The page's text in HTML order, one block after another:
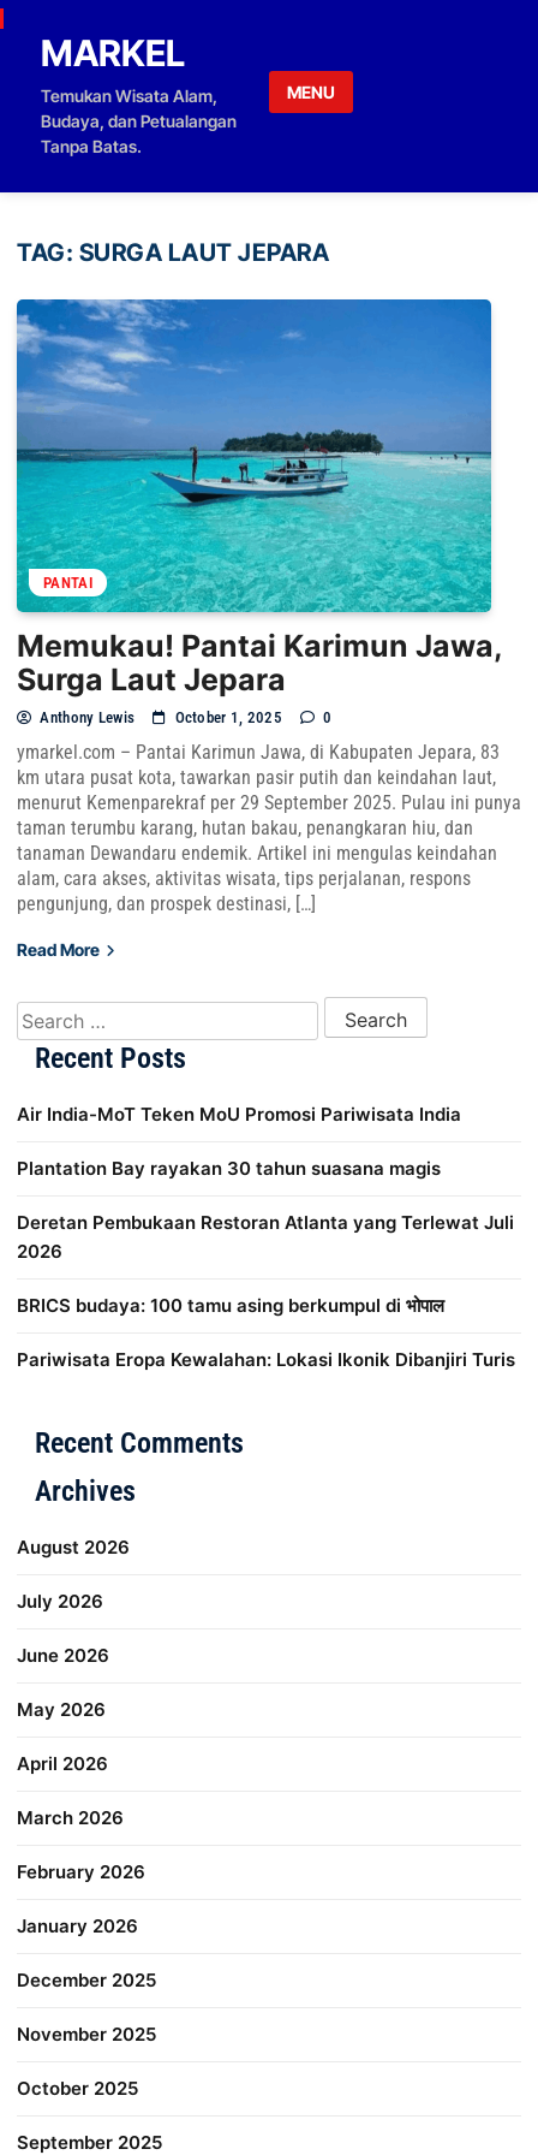
Skip to content
MARKEL
Temukan Wisata Alam,
Budaya, dan Petualangan
Tanpa Batas.
MENU
TAG: SURGA LAUT JEPARA
PANTAI
Memukau! Pantai Karimun Jawa,
Surga Laut Jepara
Anthony Lewis October 1, 2025 0
ymarkel.com – Pantai Karimun Jawa, di Kabupaten Jepara, 83
km utara pusat kota, tawarkan pasir putih dan keindahan laut,
menurut Kemenparekraf per 29 September 2025. Pulau ini punya
taman terumbu karang, hutan bakau, penangkaran hiu, dan
tanaman Dewandaru endemik. Artikel ini mengulas keindahan
alam, cara akses, aktivitas wisata, tips perjalanan, respons
pengunjung, dan prospek destinasi, […]
Read More
Search for:
Recent Posts
Air India-MoT Teken MoU Promosi Pariwisata India
Plantation Bay rayakan 30 tahun suasana magis
Deretan Pembukaan Restoran Atlanta yang Terlewat Juli
2026
BRICS budaya: 100 tamu asing berkumpul di भोपाल
Pariwisata Eropa Kewalahan: Lokasi Ikonik Dibanjiri Turis
Recent Comments
Archives
August 2026
July 2026
June 2026
May 2026
April 2026
March 2026
February 2026
January 2026
December 2025
November 2025
October 2025
September 2025